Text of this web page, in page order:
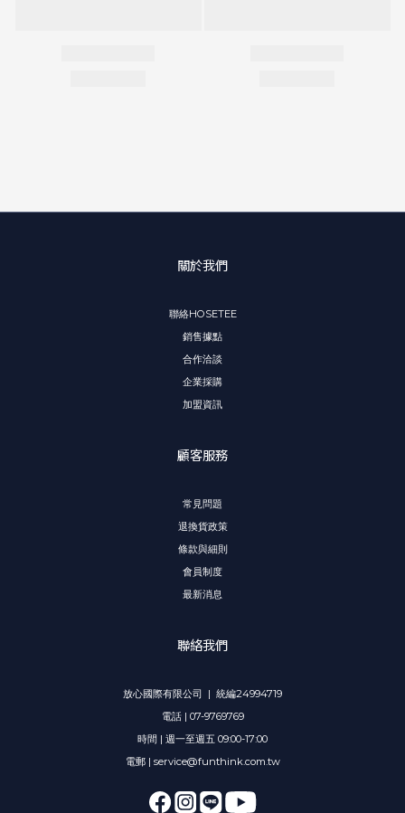
關於我們
聯絡HOSETEE
銷售據點
合作洽談
企業採購
加盟資訊
顧客服務
常見問題
退換貨政策
條款與細則
會員制度
最新消息
聯絡我們
放心國際有限公司 | 統編24994719
電話 | 07-9769769
時間 | 週一至週五 09:00-17:00
電郵 | service@funthink.com.tw